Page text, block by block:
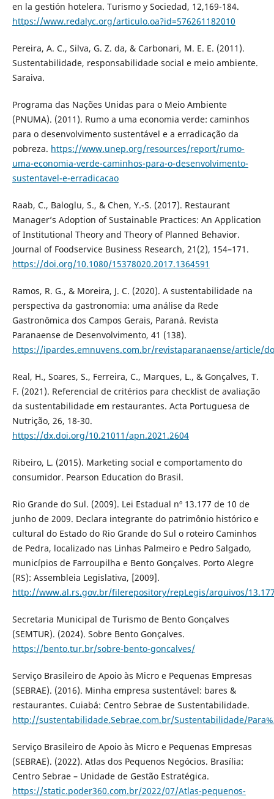
en la gestión hotelera. Turismo y Sociedad, 12,169-184.
https://www.redalyc.org/articulo.oa?id=576261182010
Pereira, A. C., Silva, G. Z. da, & Carbonari, M. E. E. (2011).
Sustentabilidade, responsabilidade social e meio ambiente.
Saraiva.
Programa das Nações Unidas para o Meio Ambiente
(PNUMA). (2011). Rumo a uma economia verde: caminhos
para o desenvolvimento sustentável e a erradicação da
pobreza. https://www.unep.org/resources/report/rumo-
uma-economia-verde-caminhos-para-o-desenvolvimento-
sustentavel-e-erradicacao
Raab, C., Baloglu, S., & Chen, Y.-S. (2017). Restaurant
Manager’s Adoption of Sustainable Practices: An Application
of Institutional Theory and Theory of Planned Behavior.
Journal of Foodservice Business Research, 21(2), 154–171.
https://doi.org/10.1080/15378020.2017.1364591
Ramos, R. G., & Moreira, J. C. (2020). A sustentabilidade na
perspectiva da gastronomia: uma análise da Rede
Gastronômica dos Campos Gerais, Paraná. Revista
Paranaense de Desenvolvimento, 41 (138).
https://ipardes.emnuvens.com.br/revistaparanaense/article/
Real, H., Soares, S., Ferreira, C., Marques, L., & Gonçalves, T.
F. (2021). Referencial de critérios para checklist de avaliação
da sustentabilidade em restaurantes. Acta Portuguesa de
Nutrição, 26, 18-30.
https://dx.doi.org/10.21011/apn.2021.2604
Ribeiro, L. (2015). Marketing social e comportamento do
consumidor. Pearson Education do Brasil.
Rio Grande do Sul. (2009). Lei Estadual nº 13.177 de 10 de
junho de 2009. Declara integrante do patrimônio histórico e
cultural do Estado do Rio Grande do Sul o roteiro Caminhos
de Pedra, localizado nas Linhas Palmeiro e Pedro Salgado,
municípios de Farroupilha e Bento Gonçalves. Porto Alegre
(RS): Assembleia Legislativa, [2009].
http://www.al.rs.gov.br/filerepository/repLegis/arquivos/
Secretaria Municipal de Turismo de Bento Gonçalves
(SEMTUR). (2024). Sobre Bento Gonçalves.
https://bento.tur.br/sobre-bento-goncalves/
Serviço Brasileiro de Apoio às Micro e Pequenas Empresas
(SEBRAE). (2016). Minha empresa sustentável: bares &
restaurantes. Cuiabá: Centro Sebrae de Sustentabilidade.
http://sustentabilidade.Sebrae.com.br/Sustentabilidade/
Serviço Brasileiro de Apoio às Micro e Pequenas Empresas
(SEBRAE). (2022). Atlas dos Pequenos Negócios. Brasília:
Centro Sebrae – Unidade de Gestão Estratégica.
https://static.poder360.com.br/2022/07/Atlas-pequenos-